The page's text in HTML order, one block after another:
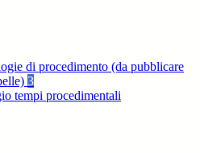
di procedimento (da pubblicare
3
tempi procedimentali